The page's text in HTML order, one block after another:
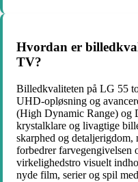
Hvordan er
TV?
Billedkvaliteten på LG 55
UHD-opløsning og
(High Dynamic Range) og
krystalklare og livagtige
skarphed og
forbedrer farvegengivelsen
virkelighedstro visuelt
nyde film, serier og spil